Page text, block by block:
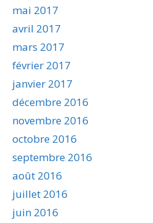
mai 2017
avril 2017
mars 2017
février 2017
janvier 2017
décembre 2016
novembre 2016
octobre 2016
septembre 2016
août 2016
juillet 2016
juin 2016